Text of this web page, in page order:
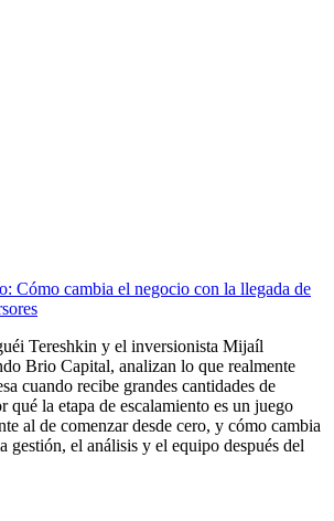
Cómo cambia el negocio con la llegada de
Tereshkin y el inversionista Mijaíl
Brio Capital, analizan lo que realmente
cuando recibe grandes cantidades de
qué la etapa de escalamiento es un juego
al de comenzar desde cero, y cómo cambia
gestión, el análisis y el equipo después del